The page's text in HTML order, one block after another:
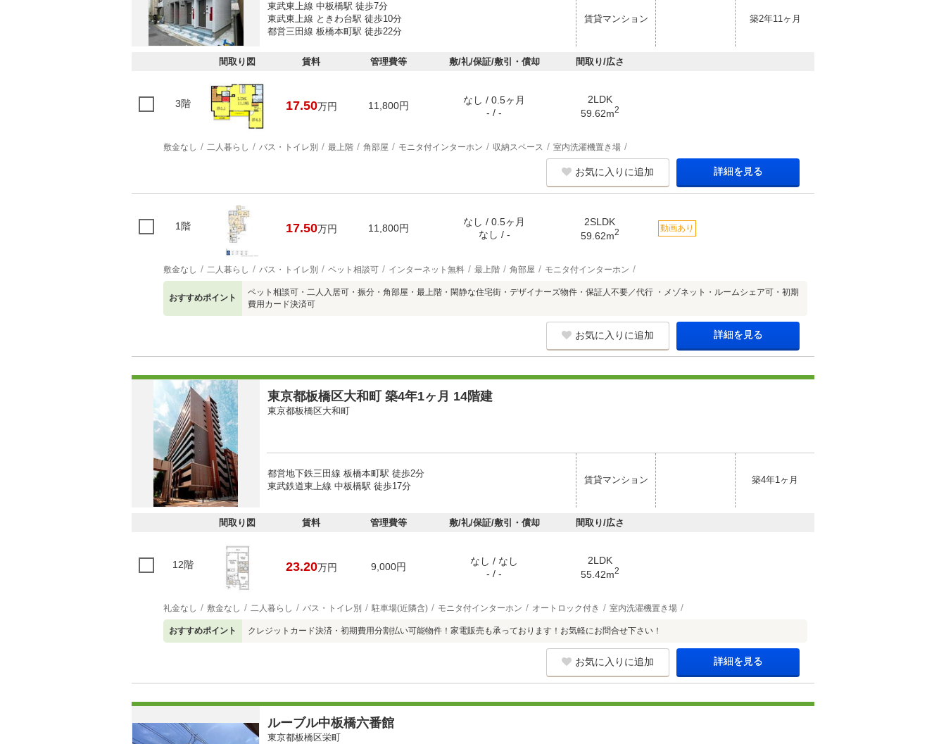
東武東上線 中板橋駅 徒歩7分
東武東上線 ときわ台駅 徒歩10分
都営三田線 板橋本町駅 徒歩22分
賃貸マンション 築2年11ヶ月
間取り図 賃料 管理費等 敷/礼/保証/敷引・償却 間取り/広さ
3階 17.50万円 11,800円
なし / 0.5ヶ月
- / -
2LDK
59.62m2
敷金なし 二人暮らし バス・トイレ別 最上階 角部屋 モニタ付インターホン 収納スペース 室内洗濯機置き場
お気に入りに追加 詳細を見る
1階 17.50万円 11,800円
なし / 0.5ヶ月
なし / -
2SLDK
59.62m2 動画あり
敷金なし 二人暮らし バス・トイレ別 ペット相談可 インターネット無料 最上階 角部屋 モニタ付インターホン
おすすめポイント
ペット相談可・二人入居可・振分・角部屋・最上階・閑静な住宅街・デザイナーズ物件・保証人不要／代行 ・メゾネット・ルームシェア可・初期
費用カード決済可
お気に入りに追加 詳細を見る
東京都板橋区大和町 築4年1ヶ月 14階建
東京都板橋区大和町
都営地下鉄三田線 板橋本町駅 徒歩2分
東武鉄道東上線 中板橋駅 徒歩17分
賃貸マンション 築4年1ヶ月
間取り図 賃料 管理費等 敷/礼/保証/敷引・償却 間取り/広さ
12階 23.20万円 9,000円
なし / なし
- / -
2LDK
55.42m2
礼金なし 敷金なし 二人暮らし バス・トイレ別 駐車場(近隣含) モニタ付インターホン オートロック付き 室内洗濯機置き場
おすすめポイント クレジットカード決済・初期費用分割払い可能物件！家電販売も承っております！お気軽にお問合せ下さい！
お気に入りに追加 詳細を見る
ルーブル中板橋六番館
東京都板橋区栄町